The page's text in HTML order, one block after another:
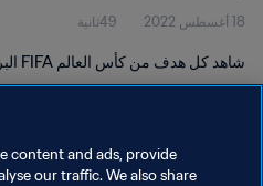
18 أغسطس 2022 49ثانية
شاهد كل هدف من كأس العالم FIFA البرازيل ٢٠١٤.
content and ads, provide
our traffic. We also share